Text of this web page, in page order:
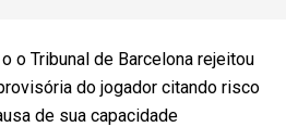
o Tribunal de Barcelona rejeitou
do jogador citando risco
de sua capacidade